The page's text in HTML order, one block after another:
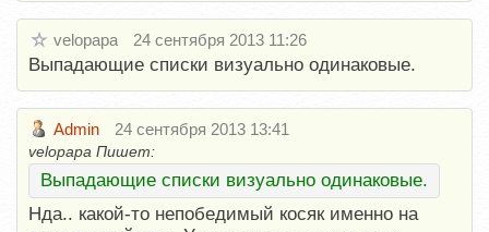
velopapa 24 сентября 2013 11:26
Выпадающие списки визуально одинаковые.
Admin 24 сентября 2013 13:41
velopapa Пишет:
Выпадающие списки визуально одинаковые.
Нда.. какой-то непобедимый косяк именно на